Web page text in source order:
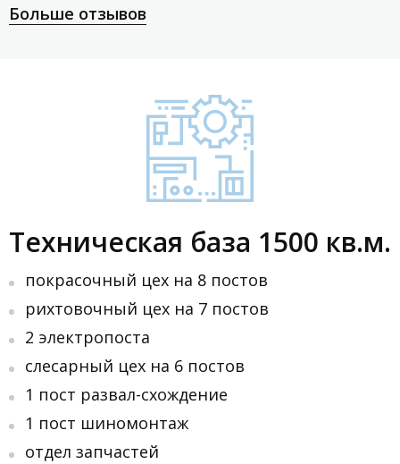
Больше отзывов
Техническая база 1500 кв.м.
покрасочный цех на 8 постов
рихтовочный цех на 7 постов
2 электропоста
слесарный цех на 6 постов
1 пост развал-схождение
1 пост шиномонтаж
отдел запчастей